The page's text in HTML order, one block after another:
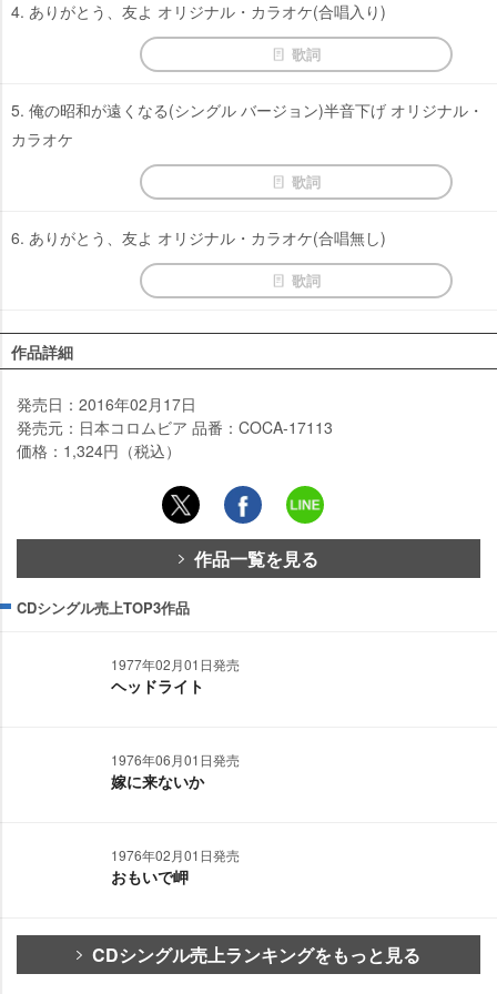
4. ありがとう、友よ オリジナル・カラオケ(合唱入り)
歌詞
5. 俺の昭和が遠くなる(シングル バージョン)半音下げ オリジナル・
カラオケ
歌詞
6. ありがとう、友よ オリジナル・カラオケ(合唱無し)
歌詞
作品詳細
発売日：2016年02月17日
発売元：日本コロムビア 品番：COCA-17113
価格：1,324円（税込）
作品一覧を見る
CDシングル売上TOP3作品
1977年02月01日発売
ヘッドライト
1976年06月01日発売
嫁に来ないか
1976年02月01日発売
おもいで岬
CDシングル売上ランキングをもっと見る